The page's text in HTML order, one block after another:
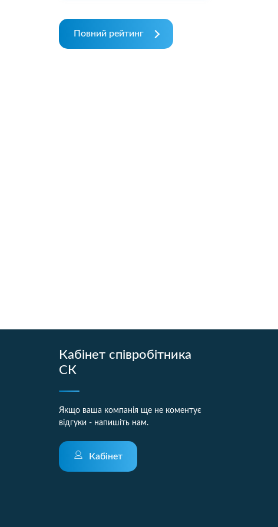
Повний рейтинг
Кабінет співробітника
СК
Якщо ваша компанія ще не коментує
відгуки - напишіть нам.
Кабінет